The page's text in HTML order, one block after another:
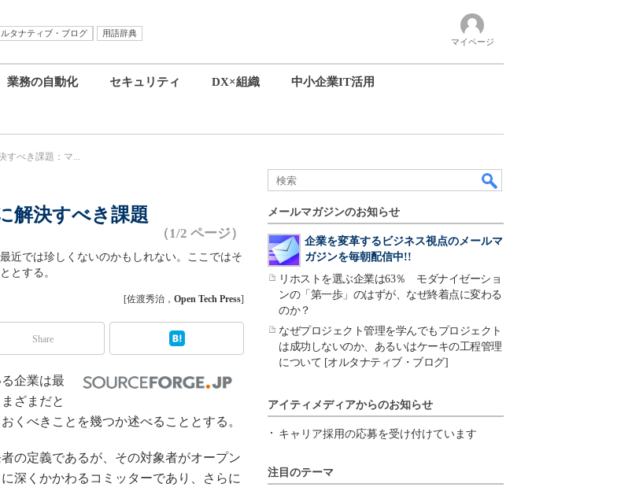
タナティブ・ブログ
用語辞典
マイページ
業務の自動化 セキュリティ DX×組織 中小企業IT活用
すべき課題：マ...
解決すべき課題
（1/2 ページ）
近では珍しくないのかもしれない。ここではそ
とする。
[佐渡秀治， Open Tech Press]
Share
企業は最
ざまだと
くべきことを幾つか述べることとする。
の定義であるが、その対象者がオープン
深くかかわるコミッターであり、さらに
メールマガジンのお知らせ
企業を変革するビジネス視点のメールマ
ガジンを毎朝配信中!!
リホストを選ぶ企業は63％ モダナイゼーショ
ンの「第一歩」のはずが、なぜ終着点に変わる
のか？
なぜプロジェクト管理を学んでもプロジェクト
は成功しないのか、あるいはケーキの工程管理
について [オルタナティブ・ブログ]
アイティメディアからのお知らせ
キャリア採用の応募を受け付けています
注目のテーマ